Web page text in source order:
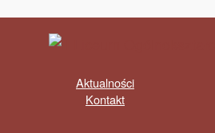
Aktualności
Kontakt